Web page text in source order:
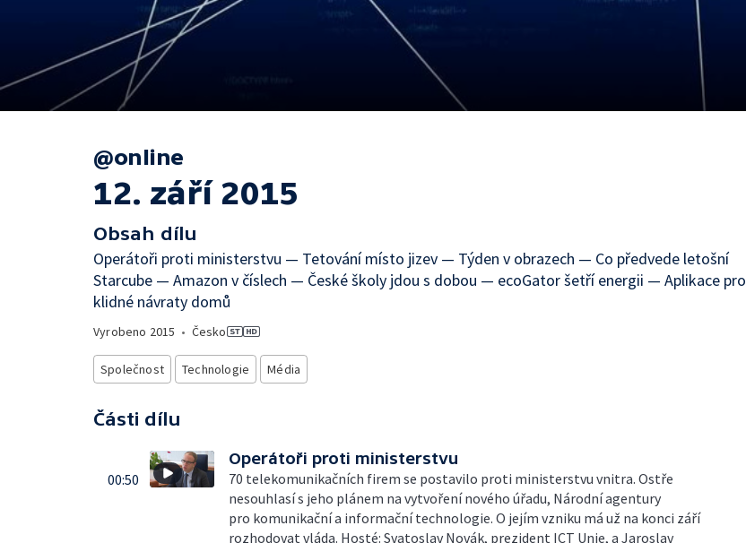
@online
12. září 2015
Obsah dílu
Operátoři proti ministerstvu — Tetování místo jizev — Týden v obrazech — Co předvede letošní
Starcube — Amazon v číslech — České školy jdou s dobou — ecoGator šetří energii — Aplikace pro
klidné návraty domů
Vyrobeno 2015 • Česko
Společnost Technologie Média
Části dílu
00:50
Operátoři proti ministerstvu
70 telekomunikačních firem se postavilo proti ministerstvu vnitra. Ostře
nesouhlasí s jeho plánem na vytvoření nového úřadu, Národní agentury
pro komunikační a informační technologie. O jejím vzniku má už na konci září
rozhodovat vláda. Hosté: Svatoslav Novák, prezident ICT Unie, a Jaroslav